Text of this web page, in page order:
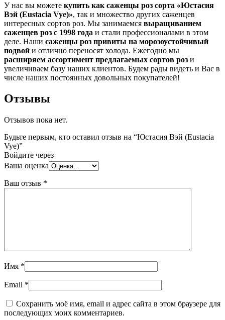
У нас вы можете купить как саженцы роз сорта «Юстасия
Вэй (Eustacia Vye)», так и множество других саженцев
интересных сортов роз. Мы занимаемся выращиванием
саженцев роз с 1998 года и стали профессионалами в этом
деле. Наши саженцы роз привиты на морозоустойчивый
подвой и отлично переносят холода. Ежегодно мы
расширяем ассортимент предлагаемых сортов роз и
увеличиваем базу наших клиентов. Будем рады видеть и Вас в
числе наших постоянных довольных покупателей!
Отзывы
Отзывов пока нет.
Будьте первым, кто оставил отзыв на “Юстасия Вэй (Eustacia
Vye)”
Войдите через
Ваша оценка
Ваш отзыв *
Имя *
Email *
Сохранить моё имя, email и адрес сайта в этом браузере для
последующих моих комментариев.